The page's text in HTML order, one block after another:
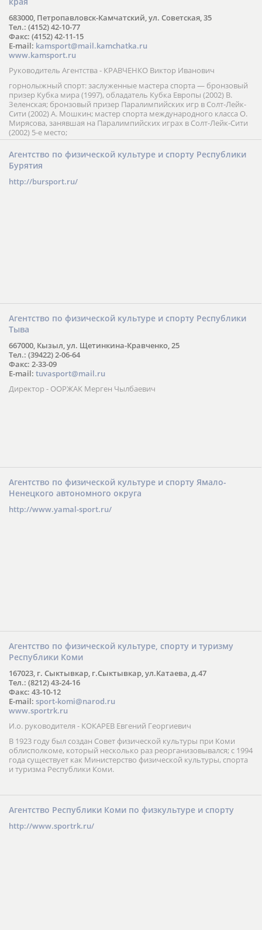
683000, Петропавловск-Камчатский, ул. Советская, 35
Тел.: (4152) 42-10-77
Факс: (4152) 42-11-15
E-mail: kamsport@mail.kamchatka.ru
www.kamsport.ru
Руководитель Агентства - КРАВЧЕНКО Виктор Иванович
горнолыжный спорт: заслуженные мастера спорта — бронзовый
призер Кубка мира (1997), обладатель Кубка Европы (2002) В.
Зеленская; бронзовый призер Паралимпийских игр в Солт-Лейк-
Сити (2002) А. Мошкин; мастер спорта международного класса О.
Мирясова, занявшая на Паралимпийских играх в Солт-Лейк-Сити
(2002) 5-е место;
Агентство по физической культуре и спорту Республики
Бурятия
http://bursport.ru/
Агентство по физической культуре и спорту Республики
Тыва
667000, Кызыл, ул. Щетинкина-Кравченко, 25
Тел.: (39422) 2-06-64
Факс: 2-33-09
E-mail: tuvasport@mail.ru
Директор - ООРЖАК Мерген Чылбаевич
Агентство по физической культуре и спорту Ямало-
Ненецкого автономного округа
http://www.yamal-sport.ru/
Агентство по физической культуре, спорту и туризму
Республики Коми
167023, г. Сыктывкар, г.Сыктывкар, ул.Катаева, д.47
Тел.: (8212) 43-24-16
Факс: 43-10-12
E-mail: sport-komi@narod.ru
www.sportrk.ru
И.о. руководителя - КОКАРЕВ Евгений Георгиевич
В 1923 году был создан Совет физической культуры при Коми
облисполкоме, который несколько раз реорганизовывался; с 1994
года существует как Министерство физической культуры, спорта
и туризма Республики Коми.
Агентство Республики Коми по физкультуре и спорту
http://www.sportrk.ru/